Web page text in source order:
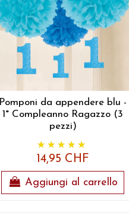
Pomponi da appendere blu -
1° Compleanno Ragazzo (3
pezzi)
14,95 CHF
Aggiungi al carrello